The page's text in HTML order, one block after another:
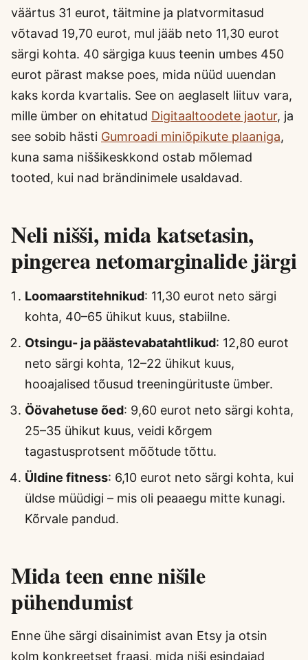
väärtus 31 eurot, täitmine ja platvormitasud
võtavad 19,70 eurot, mul jääb neto 11,30 eurot
särgi kohta. 40 särgiga kuus teenin umbes 450
eurot pärast makse poes, mida nüüd uuendan
kaks korda kvartalis. See on aeglaselt liituv vara,
mille ümber on ehitatud Digitaaltoodete jaotur, ja
see sobib hästi Gumroadi miniõpikute plaaniga,
kuna sama niššikeskkond ostab mõlemad
tooted, kui nad brändinimele usaldavad.
Neli nišši, mida katsetasin,
pingerea netomarginalide järgi
Loomaarstitehnikud: 11,30 eurot neto särgi
kohta, 40–65 ühikut kuus, stabiilne.
Otsingu- ja päästevabatahtlikud: 12,80 eurot
neto särgi kohta, 12–22 ühikut kuus,
hooajalised tõusud treeningürituste ümber.
Öövahetuse õed: 9,60 eurot neto särgi kohta,
25–35 ühikut kuus, veidi kõrgem
tagastusprotsent mõõtude tõttu.
Üldine fitness: 6,10 eurot neto särgi kohta, kui
üldse müüdigi – mis oli peaaegu mitte kunagi.
Kõrvale pandud.
Mida teen enne nišile
pühendumist
Enne ühe särgi disainimist avan Etsy ja otsin
kolm konkreetset fraasi, mida niši esindajad